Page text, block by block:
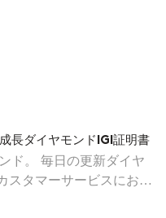
長ダイヤモンドIGI証明書
ド。 毎日の更新ダイヤ
スタマーサービスにお問